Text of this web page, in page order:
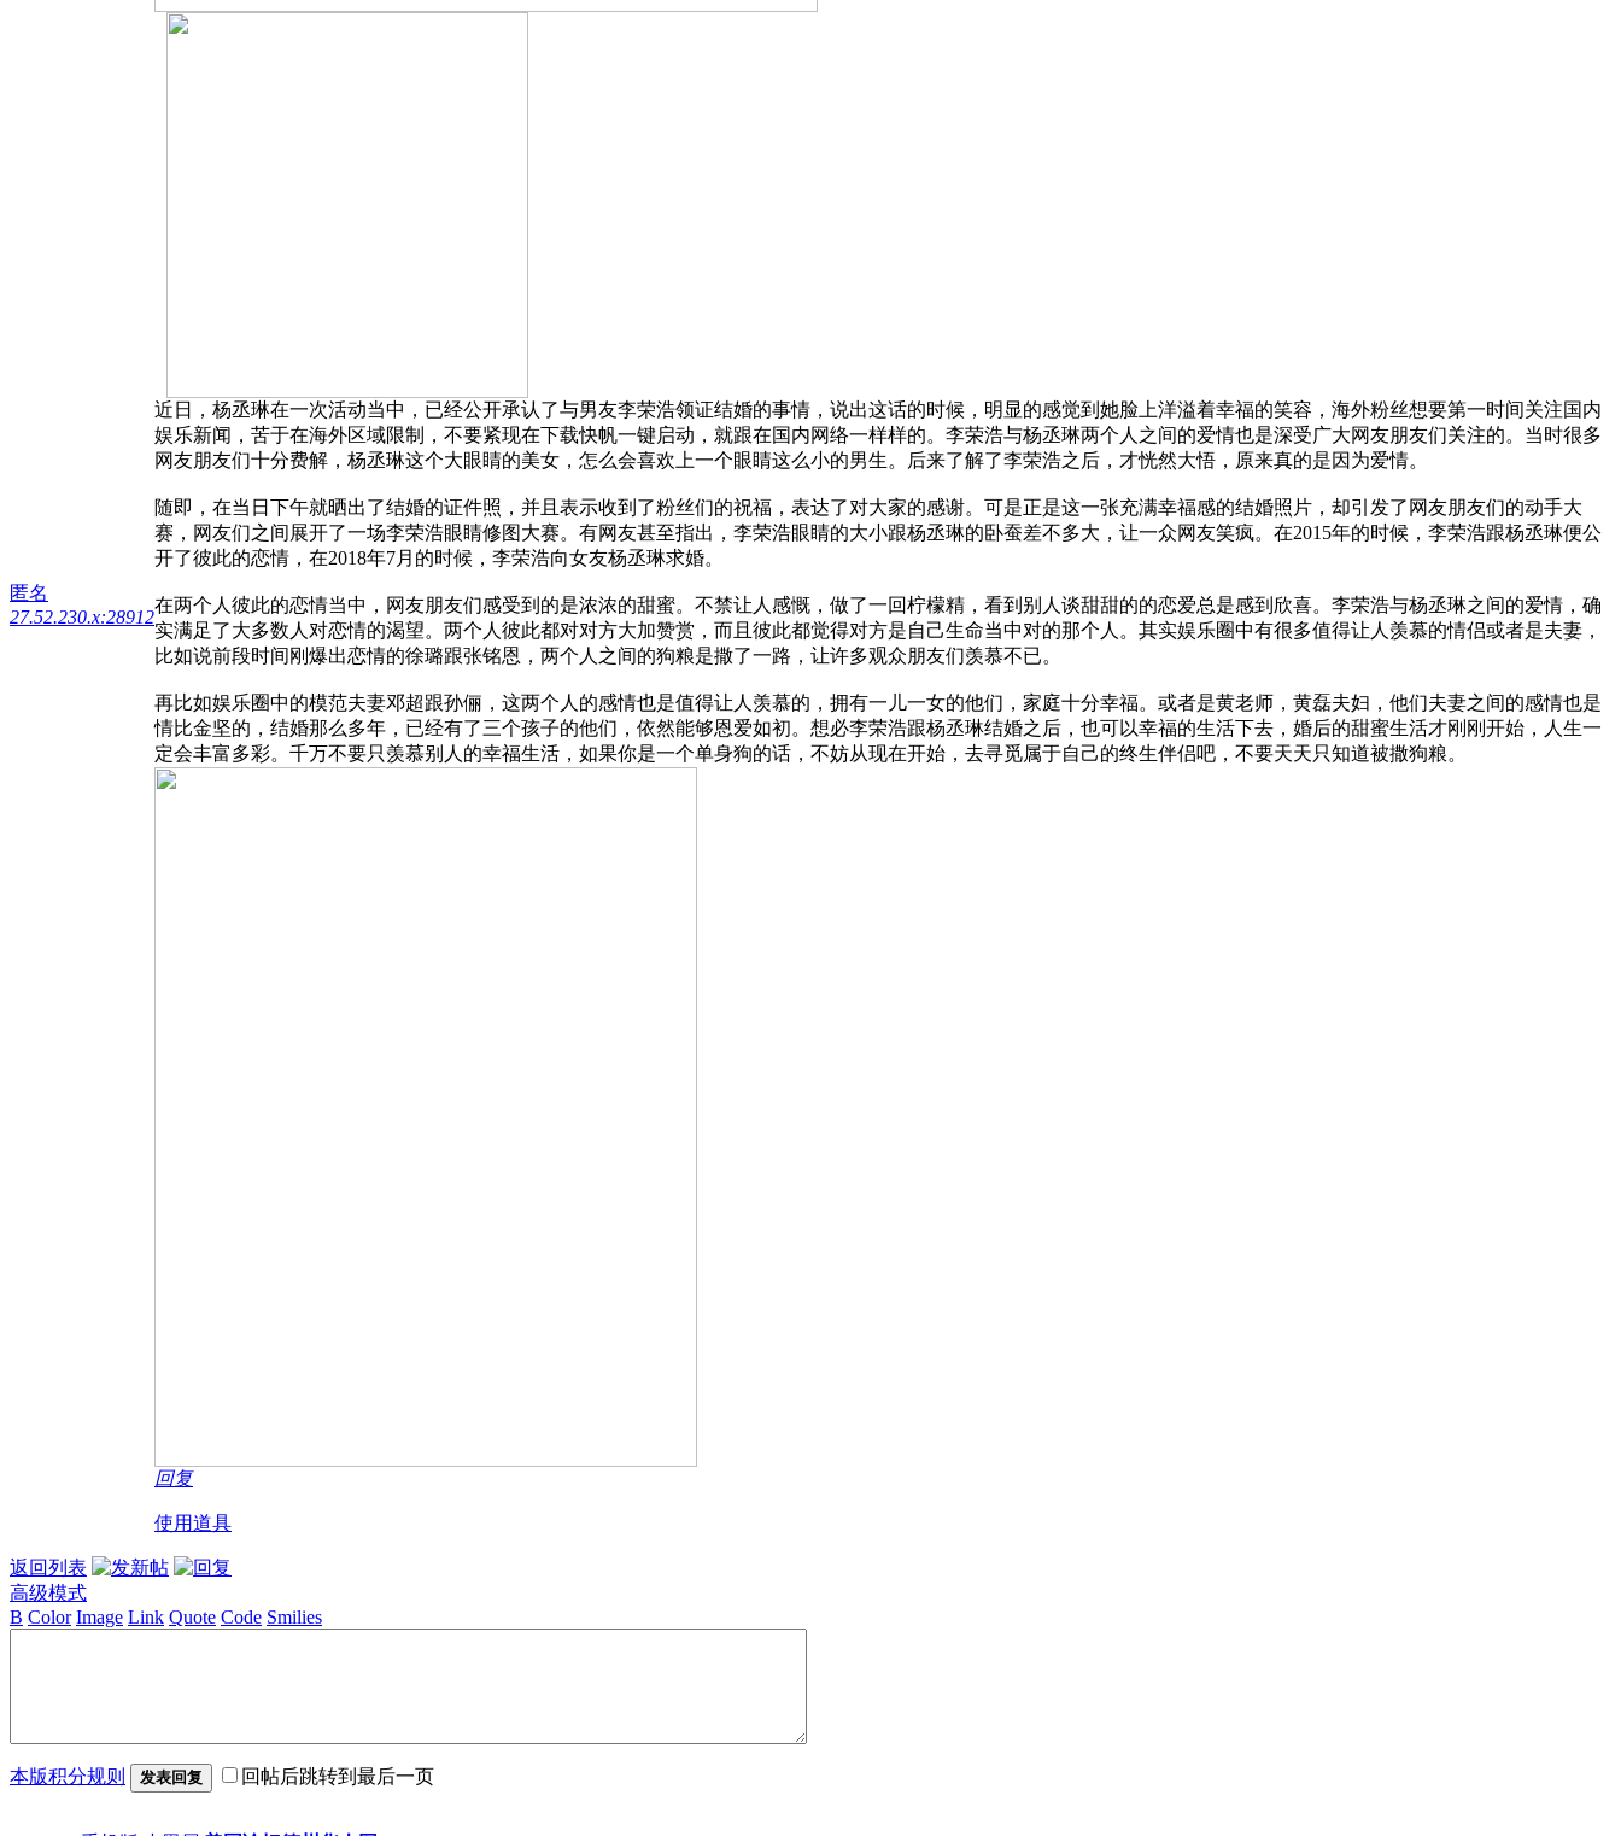
匿名
27.52.230.x:28912
近日，杨丞琳在一次活动当中，已经公开承认了与男友李荣浩领证结婚的事情，说出这话的时候，明显的感觉到她脸上洋溢着幸福的笑容，海外粉丝想要第一时间关注国内
娱乐新闻，苦于在海外区域限制，不要紧现在下载快帆一键启动，就跟在国内网络一样样的。李荣浩与杨丞琳两个人之间的爱情也是深受广大网友朋友们关注的。当时很多
网友朋友们十分费解，杨丞琳这个大眼睛的美女，怎么会喜欢上一个眼睛这么小的男生。后来了解了李荣浩之后，才恍然大悟，原来真的是因为爱情。
随即，在当日下午就晒出了结婚的证件照，并且表示收到了粉丝们的祝福，表达了对大家的感谢。可是正是这一张充满幸福感的结婚照片，却引发了网友朋友们的动手大
赛，网友们之间展开了一场李荣浩眼睛修图大赛。有网友甚至指出，李荣浩眼睛的大小跟杨丞琳的卧蚕差不多大，让一众网友笑疯。在2015年的时候，李荣浩跟杨丞琳便公
开了彼此的恋情，在2018年7月的时候，李荣浩向女友杨丞琳求婚。
在两个人彼此的恋情当中，网友朋友们感受到的是浓浓的甜蜜。不禁让人感慨，做了一回柠檬精，看到别人谈甜甜的的恋爱总是感到欣喜。李荣浩与杨丞琳之间的爱情，确
实满足了大多数人对恋情的渴望。两个人彼此都对对方大加赞赏，而且彼此都觉得对方是自己生命当中对的那个人。其实娱乐圈中有很多值得让人羡慕的情侣或者是夫妻，
比如说前段时间刚爆出恋情的徐璐跟张铭恩，两个人之间的狗粮是撒了一路，让许多观众朋友们羡慕不已。
再比如娱乐圈中的模范夫妻邓超跟孙俪，这两个人的感情也是值得让人羡慕的，拥有一儿一女的他们，家庭十分幸福。或者是黄老师，黄磊夫妇，他们夫妻之间的感情也是
情比金坚的，结婚那么多年，已经有了三个孩子的他们，依然能够恩爱如初。想必李荣浩跟杨丞琳结婚之后，也可以幸福的生活下去，婚后的甜蜜生活才刚刚开始，人生一
定会丰富多彩。千万不要只羡慕别人的幸福生活，如果你是一个单身狗的话，不妨从现在开始，去寻觅属于自己的终生伴侣吧，不要天天只知道被撒狗粮。
回复
使用道具
返回列表
高级模式
B Color Image Link Quote Code Smilies
本版积分规则 发表回复 回帖后跳转到最后一页